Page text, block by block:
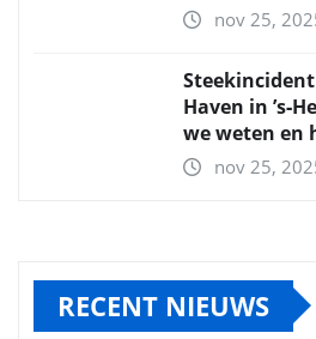
nov 25,
Haven in
we weten en
nov 25,
RECENT NIEUWS